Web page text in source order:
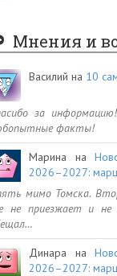
Мнения и
Василий на 10
за
факты!
Марина на
2026–2027:
мимо Томска.
не приезжает и
Динара на
2026–2027: